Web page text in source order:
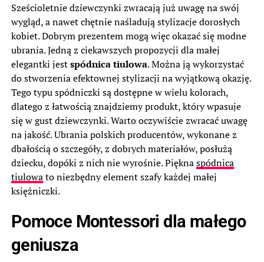
Sześcioletnie dziewczynki zwracają już uwagę na swój
wygląd, a nawet chętnie naśladują stylizacje dorosłych
kobiet. Dobrym prezentem mogą więc okazać się modne
ubrania. Jedną z ciekawszych propozycji dla małej
elegantki jestspódnica tiulowa. Można ją wykorzystać
do stworzenia efektownej stylizacji na wyjątkową okazję.
Tego typu spódniczki są dostępne w wielu kolorach,
dlatego z łatwością znajdziemy produkt, który wpasuje
się w gust dziewczynki. Warto oczywiście zwracać uwagę
na jakość. Ubrania polskich producentów, wykonane z
dbałością o szczegóły, z dobrych materiałów, posłużą
dziecku, dopóki z nich nie wyrośnie. Pięknaspódnica
tiulowato niezbędny element szafy każdej małej
księżniczki.
Pomoce Montessori dla małego
geniusza